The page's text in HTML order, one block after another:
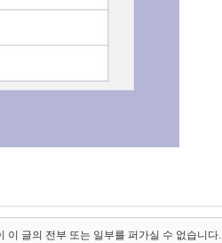
이 글의 전부 또는 일부를 퍼가실 수 없습니다.